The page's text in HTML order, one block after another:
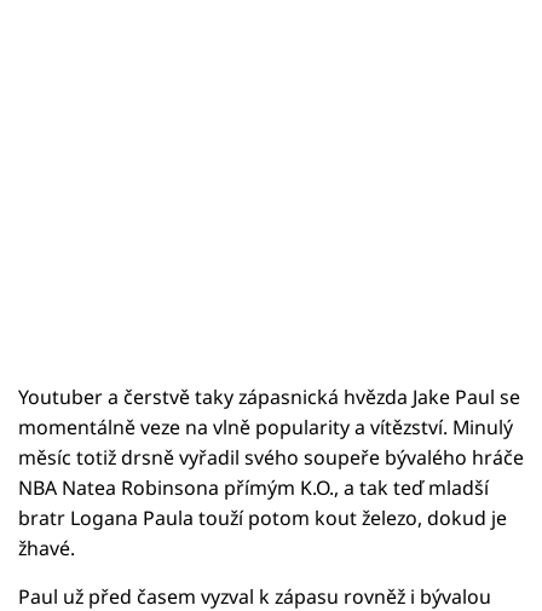
Youtuber a čerstvě taky zápasnická hvězda Jake Paul se
momentálně veze na vlně popularity a vítězství. Minulý
měsíc totiž drsně vyřadil svého soupeře bývalého hráče
NBA Natea Robinsona přímým K.O., a tak teď mladší
bratr Logana Paula touží potom kout železo, dokud je
žhavé.
Paul už před časem vyzval k zápasu rovněž i bývalou